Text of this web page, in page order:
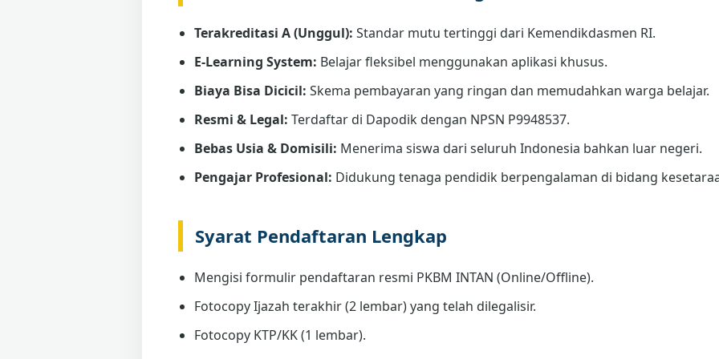
Terakreditasi A (Unggul): Standar mutu tertinggi dari Kemendikdasmen RI.
E-Learning System: Belajar fleksibel menggunakan aplikasi khusus.
Biaya Bisa Dicicil: Skema pembayaran yang ringan dan memudahkan warga belajar.
Resmi & Legal: Terdaftar di Dapodik dengan NPSN P9948537.
Bebas Usia & Domisili: Menerima siswa dari seluruh Indonesia bahkan luar negeri.
Pengajar Profesional: Didukung tenaga pendidik berpengalaman di bidang
Syarat Pendaftaran Lengkap
Mengisi formulir pendaftaran resmi PKBM INTAN (Online/Offline).
Fotocopy Ijazah terakhir (2 lembar) yang telah dilegalisir.
Fotocopy KTP/KK (1 lembar).